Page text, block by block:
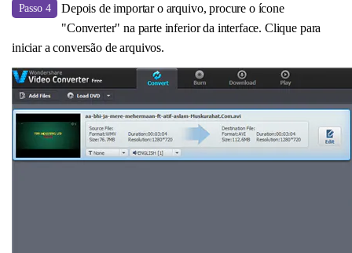
Passo 4
Depois de importar o arquivo, procure o ícone
"Converter" na parte inferior da interface. Clique para
iniciar a conversão de arquivos.